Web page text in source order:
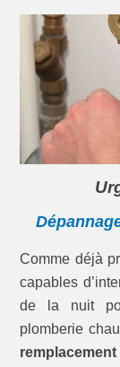
Comme déjà
capables
de la nuit
plomberie